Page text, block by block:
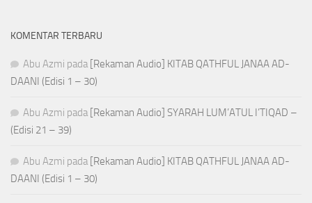
KOMENTAR TERBARU
Abu Azmi pada [Rekaman Audio] KITAB QATHFUL JANAA AD-
DAANI (Edisi 1 – 30)
Abu Azmi pada [Rekaman Audio] SYARAH LUM’ATUL I’TIQAD –
(Edisi 21 – 39)
Abu Azmi pada [Rekaman Audio] KITAB QATHFUL JANAA AD-
DAANI (Edisi 1 – 30)